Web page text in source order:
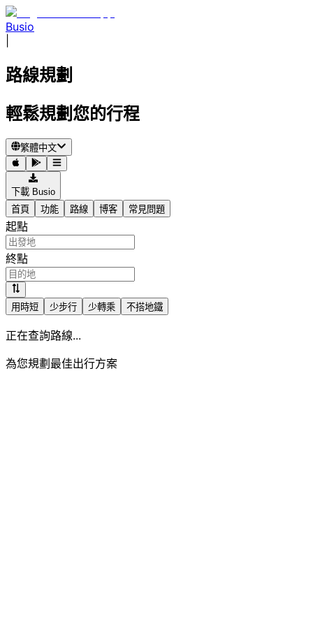
Busio
路線規劃
輕鬆規劃您的行程
繁體中文
下載 Busio
首頁
功能 路線 博客 常見問題
起點
終點
用時短 少步行 少轉乘 不搭地鐵
正在查詢路線...
為您規劃最佳出行方案